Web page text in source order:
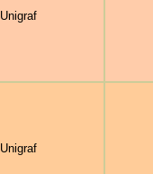
Unigraf
Unigraf